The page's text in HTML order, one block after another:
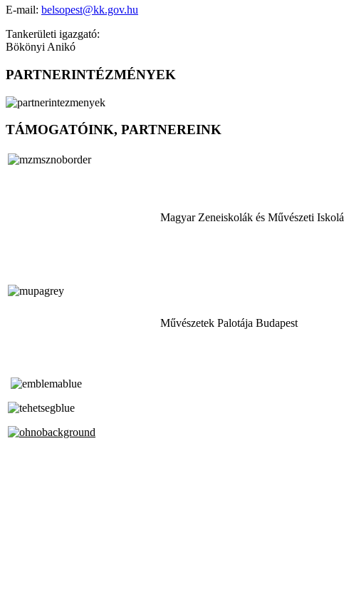
E-mail: belsopest@kk.gov.hu
Tankerületi igazgató:
Bökönyi Anikó
PARTNERINTÉZMÉNYEK
TÁMOGATÓINK, PARTNEREINK
Magyar Zeneiskolák és Művészeti
Művészetek Palotája Budapest